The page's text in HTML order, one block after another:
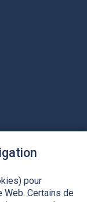
pour
Certains de